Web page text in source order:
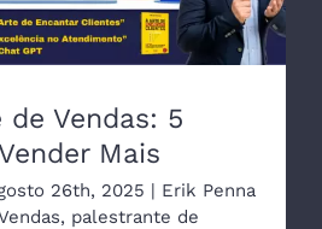
Vendas: 5
Mais
26th, 2025 | Erik Penna
, palestrante de